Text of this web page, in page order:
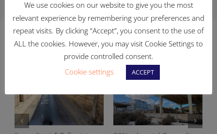
Related Posts
We use cookies on our website to give you the most
relevant experience by remembering your preferences and
repeat visits. By clicking “Accept”, you consent to the use of
ALL the cookies. However, you may visit Cookie Settings to
provide controlled consent.
Cookie settings
ACCEPT